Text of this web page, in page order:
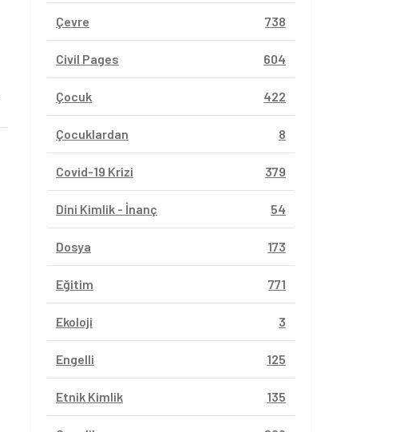
Çevre 738
Civil Pages 604
Çocuk 422
Çocuklardan 8
Covid-19 Krizi 379
Dini Kimlik - İnanç 54
Dosya 173
Eğitim 771
Ekoloji 3
Engelli 125
Etnik Kimlik 135